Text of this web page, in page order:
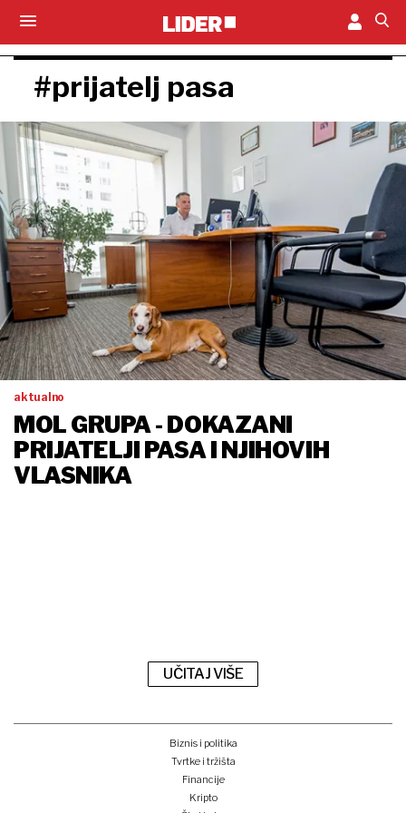
#prijatelj pasa
aktualno
MOL GRUPA - DOKAZANI
PRIJATELJI PASA I NJIHOVIH
VLASNIKA
UČITAJ VIŠE
Biznis i politika
Tvrtke i tržišta
Financije
Kripto